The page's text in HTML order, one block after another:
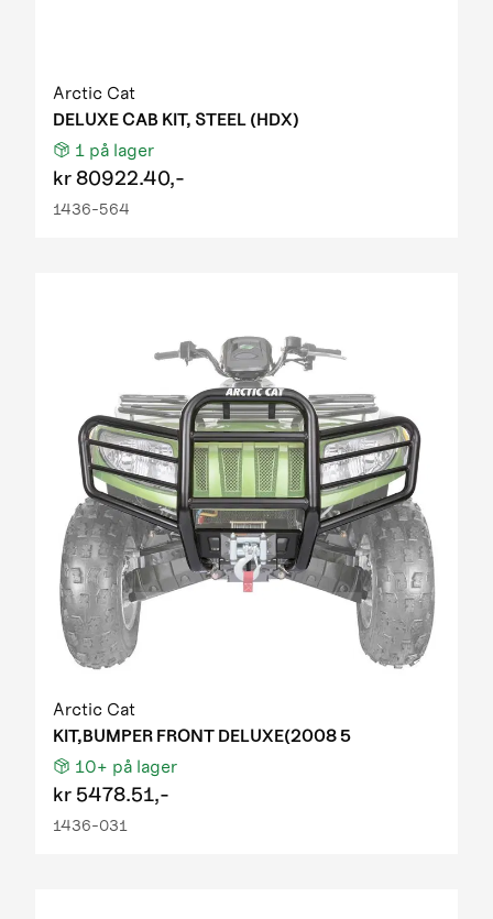
Arctic Cat
DELUXE CAB KIT, STEEL (HDX)
1 på lager
kr80922.40,-
1436-564
Arctic Cat
KIT,BUMPER FRONT DELUXE(2008 5
10+ på lager
kr 5478.51,-
1436-031